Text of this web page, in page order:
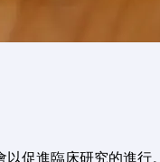
促進臨床研究的進行。